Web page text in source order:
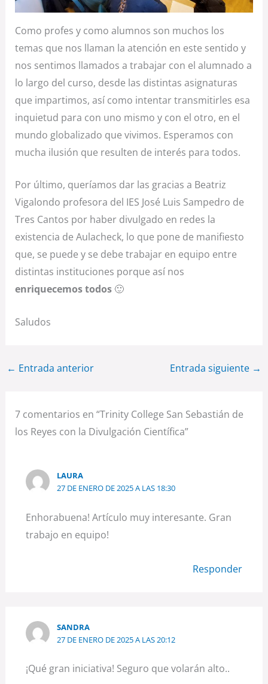
Como profes y como alumnos son muchos los
temas que nos llaman la atención en este sentido y
nos sentimos llamados a trabajar con el alumnado a
lo largo del curso, desde las distintas asignaturas
que impartimos, así como intentar transmitirles esa
inquietud para con uno mismo y con el otro, en el
mundo globalizado que vivimos. Esperamos con
mucha ilusión que resulten de interés para todos.
Por último, queríamos dar las gracias a Beatriz
Vigalondo profesora del IES José Luis Sampedro de
Tres Cantos por haber divulgado en redes la
existencia de Aulacheck, lo que pone de manifiesto
que, se puede y se debe trabajar en equipo entre
distintas instituciones porque así nos
enriquecemos todos🙂
Saludos
← Entrada anterior Entrada siguiente →
7 comentarios en “Trinity College San Sebastián de
los Reyes con la Divulgación Científica”
LAURA
27 DE ENERO DE 2025 A LAS 18:30
Enhorabuena! Artículo muy interesante. Gran
trabajo en equipo!
Responder
SANDRA
27 DE ENERO DE 2025 A LAS 20:12
¡Qué gran iniciativa! Seguro que volarán alto..